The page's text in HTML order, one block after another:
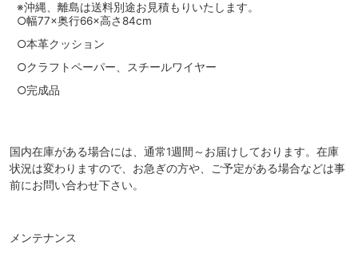
※沖縄、離島は送料別途お見積もりいたします。
○幅77×奥行66×高さ84cm
○本革クッション
○クラフトペーパー、スチールワイヤー
○完成品
国内在庫がある場合には、通常1週間～お届けしております。在庫
状況は変わりますので、お急ぎの方や、ご予定がある場合などは事
前にお問い合わせ下さい。
メンテナンス